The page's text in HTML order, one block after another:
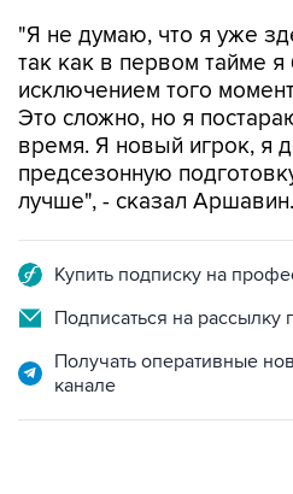
"Я не думаю, что я уже
так как в первом тайме
исключением того
Это сложно, но я
время. Я новый игрок, я
предсезонную
лучше", - сказал Аршавин.
Купить подписку на
Подписаться на рассылку
Получать оперативные
канале